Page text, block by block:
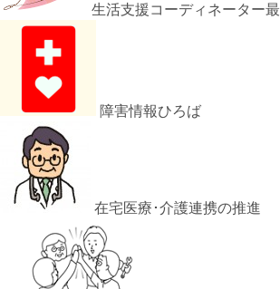
生活支援コーディネーター
障害情報ひろば
在宅医療･介護連携の推進